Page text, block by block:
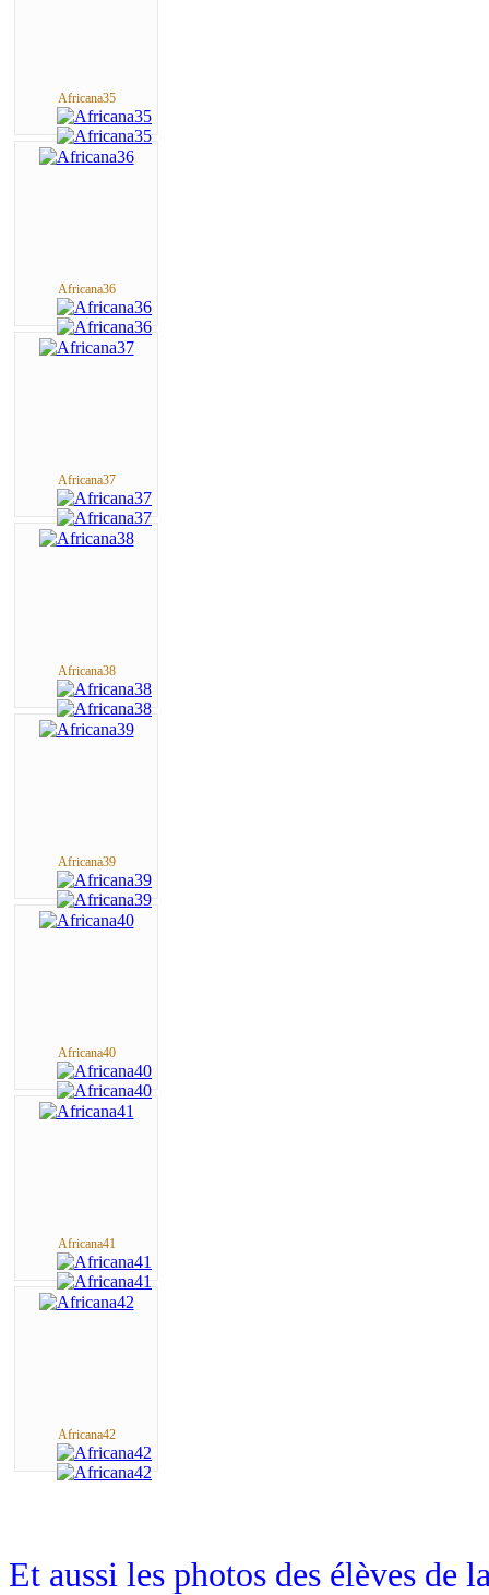
Africana35
Africana36
Africana37
Africana38
Africana39
Africana40
Africana41
Africana42
Et aussi les photos des élèves de